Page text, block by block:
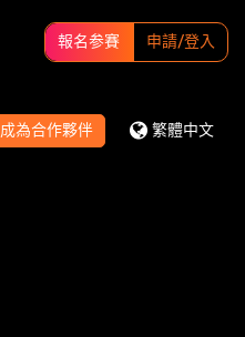
報名参賽 申請/登入
成為合作夥伴 繁體中文